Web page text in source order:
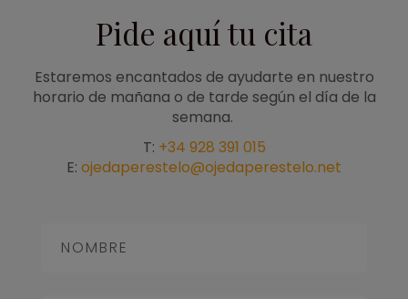
Pide aquí tu cita
Estaremos encantados de ayudarte en nuestro
horario de mañana o de tarde según el día de la
semana.
T: +34 928 391 015
E: ojedaperestelo@ojedaperestelo.net